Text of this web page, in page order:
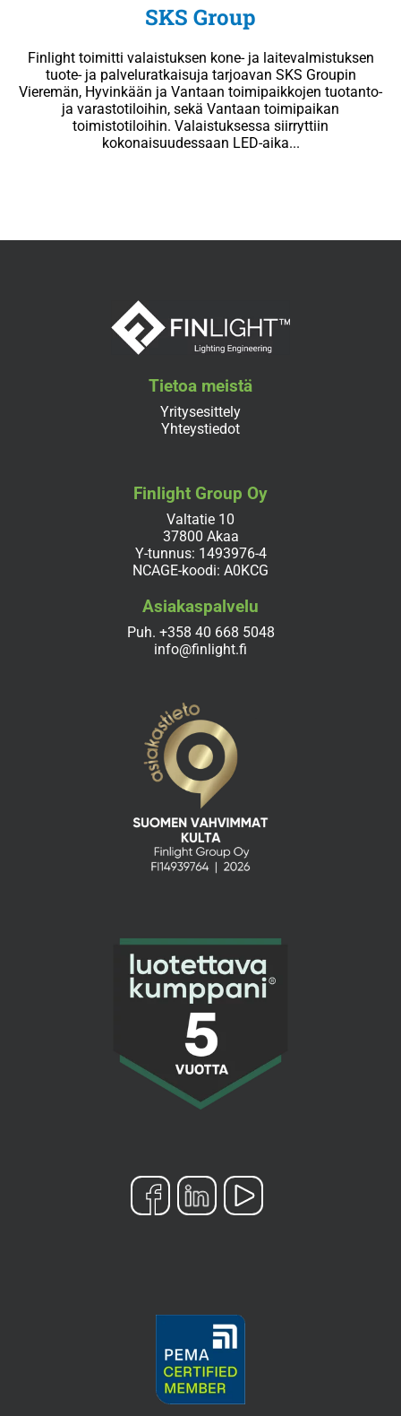
SKS Group
Finlight toimitti valaistuksen kone- ja laitevalmistuksen
tuote- ja palveluratkaisuja tarjoavan SKS Groupin
Vieremän, Hyvinkään ja Vantaan toimipaikkojen tuotanto-
ja varastotiloihin, sekä Vantaan toimipaikan
toimistotiloihin. Valaistuksessa siirryttiin
kokonaisuudessaan LED-aika...
Tietoa meistä
Yritysesittely
Yhteystiedot
Finlight Group Oy
Valtatie 10
37800 Akaa
Y-tunnus: 1493976-4
NCAGE-koodi: A0KCG
Asiakaspalvelu
Puh. +358 40 668 5048
info@finlight.fi